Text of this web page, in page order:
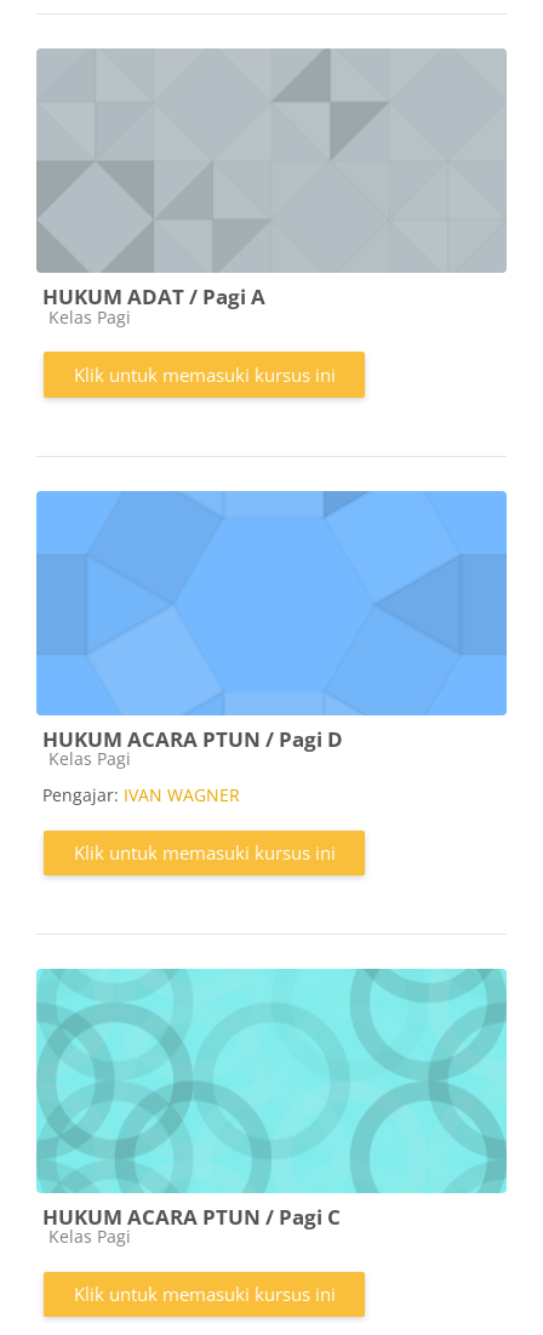
HUKUM ADAT / Pagi A
Kategori kursus
Kelas Pagi
Klik untuk memasuki kursus ini
HUKUM ACARA PTUN / Pagi D
Kategori kursus
Kelas Pagi
Pengajar: IVAN WAGNER
Klik untuk memasuki kursus ini
HUKUM ACARA PTUN / Pagi C
Kategori kursus
Kelas Pagi
Klik untuk memasuki kursus ini